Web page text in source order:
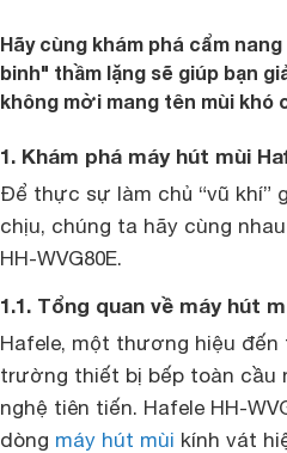
Hãy cùng khám phá cẩm
binh" thầm lặng sẽ giúp bạn
không mời mang tên mùi khó
1. Khám phá máy hút mùi
Để thực sự làm chủ “vũ khí”
chịu, chúng ta hãy cùng
HH-WVG80E.
1.1. Tổng quan về máy hút
Hafele, một thương hiệu
trường thiết bị bếp toàn
nghệ tiên tiến. Hafele HH-
dòng máy hút mùi kính vát